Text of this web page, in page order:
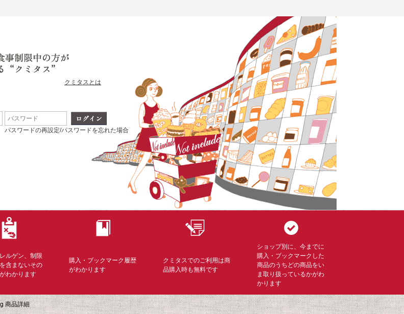
クミタスとは
パスワードの再設定/パスワードを忘れた場合
ルゲン、制限
含まないその
わかります
購入・ブックマーク履歴
がわかります
クミタスでのご利用は商
品購入時も無料です
ショップ別に、今までに
購入・ブックマークした
商品のうちどの商品をい
ま取り扱っているかがわ
かります
商品詳細